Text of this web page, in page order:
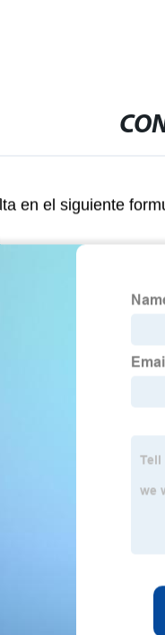
en el siguiente